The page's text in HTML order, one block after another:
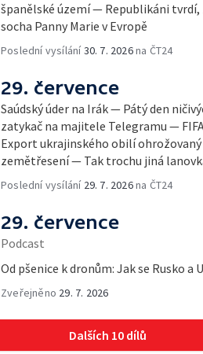
španělské území — Republikáni
socha Panny Marie v Evropě
Poslední vysílání30. 7. 2026na ČT24
29. července
Saúdský úder na Irák — Pátý den
zatykač na majitele Telegramu —
Export ukrajinského obilí
zemětřesení — Tak trochu jiná
Poslední vysílání 29. 7. 2026na ČT24
29. července
Podcast
Od pšenice k dronům: Jak se Rusko
Zveřejněno 29. 7. 2026
Dalších 10 dílů